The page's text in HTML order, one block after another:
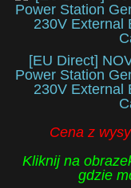
[EU Direct]
Power Station
230V External
Cena z
Kliknij na
gdzie